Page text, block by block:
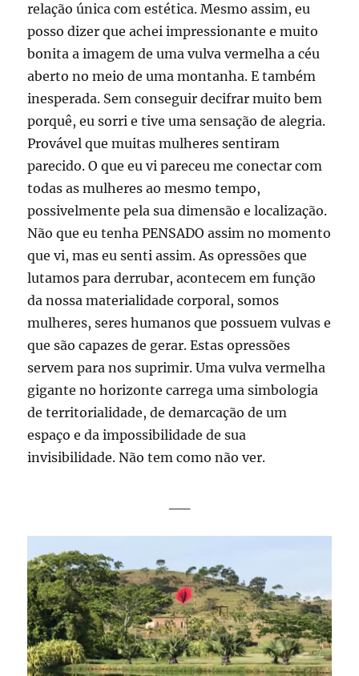
relação única com estética. Mesmo assim, eu
posso dizer que achei impressionante e muito
bonita a imagem de uma vulva vermelha a céu
aberto no meio de uma montanha. E também
inesperada. Sem conseguir decifrar muito bem
porquê, eu sorri e tive uma sensação de alegria.
Provável que muitas mulheres sentiram
parecido. O que eu vi pareceu me conectar com
todas as mulheres ao mesmo tempo,
possivelmente pela sua dimensão e localização.
Não que eu tenha PENSADO assim no momento
que vi, mas eu senti assim. As opressões que
lutamos para derrubar, acontecem em função
da nossa materialidade corporal, somos
mulheres, seres humanos que possuem vulvas e
que são capazes de gerar. Estas opressões
servem para nos suprimir. Uma vulva vermelha
gigante no horizonte carrega uma simbologia
de territorialidade, de demarcação de um
espaço e da impossibilidade de sua
invisibilidade. Não tem como não ver.